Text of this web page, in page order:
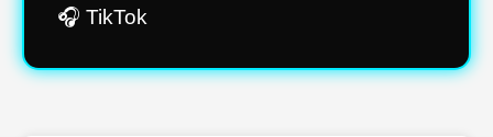
🎧 TikTok